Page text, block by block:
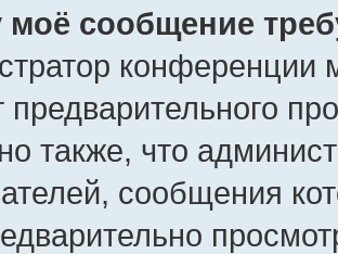
моё сообщение
конференции
предварительного
также, что
сообщения